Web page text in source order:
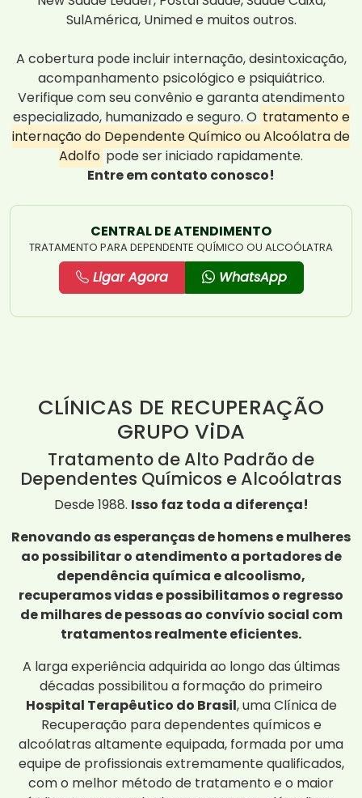
SulAmérica, Unimed e muitos outros.
A cobertura pode incluir internação, desintoxicação,
acompanhamento psicológico e psiquiátrico.
Verifique com seu convênio e garanta atendimento
especializado, humanizado e seguro. O tratamento e
internação do Dependente Químico ou Alcoólatra de
Adolfo pode ser iniciado rapidamente.
Entre em contato conosco!
CENTRAL DE ATENDIMENTO
TRATAMENTO PARA DEPENDENTE QUÍMICO OU ALCOÓLATRA
Ligar Agora WhatsApp
CLÍNICAS DE RECUPERAÇÃO
GRUPO ViDA
Tratamento de Alto Padrão de
Dependentes Químicos e Alcoólatras
Desde 1988. Isso faz toda a diferença!
Renovando as esperanças de homens e mulheres
ao possibilitar o atendimento a portadores de
dependência química e alcoolismo,
recuperamos vidas e possibilitamos o regresso
de milhares de pessoas ao convívio social com
tratamentos realmente eficientes.
A larga experiência adquirida ao longo das últimas
décadas possibilitou a formação do primeiro
Hospital Terapêutico do Brasil, uma Clínica de
Recuperação para dependentes químicos e
alcoólatras altamente equipada, formada por uma
equipe de profissionais extremamente qualificados,
com o melhor método de tratamento e o maior